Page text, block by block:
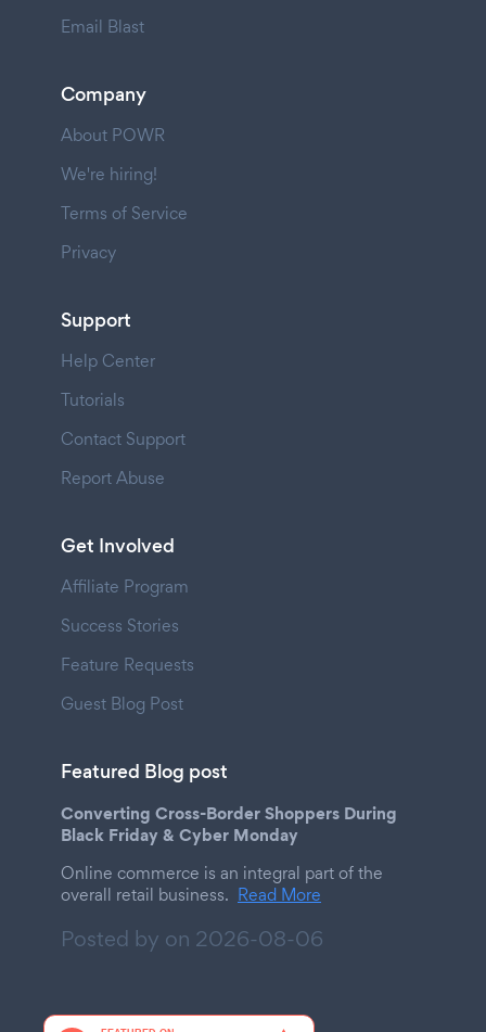
Email Blast
Company
About POWR
We're hiring!
Terms of Service
Privacy
Support
Help Center
Tutorials
Contact Support
Report Abuse
Get Involved
Affiliate Program
Success Stories
Feature Requests
Guest Blog Post
Featured Blog post
Converting Cross-Border Shoppers During
Black Friday & Cyber Monday
Online commerce is an integral part of the
overall retail business. Read More
Posted by on 2026-08-06